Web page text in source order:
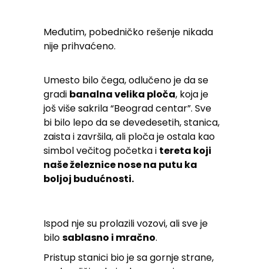
Međutim, pobedničko rešenje nikada
nije prihvaćeno.
Umesto bilo čega, odlučeno je da se
gradi banalna velika ploča, koja je
još više sakrila “Beograd centar”. Sve
bi bilo lepo da se devedesetih, stanica,
zaista i završila, ali ploča je ostala kao
simbol večitog početka i tereta koji
naše železnice nose na putu ka
boljoj budućnosti.
Ispod nje su prolazili vozovi, ali sve je
bilosablasno i mračno.
Pristup stanici bio je sa gornje strane,